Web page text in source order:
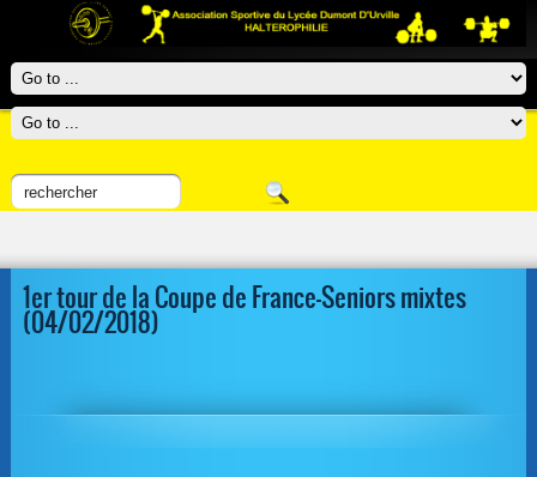
1er tour de la Coupe de France-Seniors mixtes
(04/02/2018)